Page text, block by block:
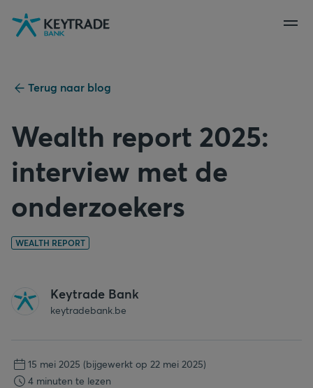
Naar
navigatie
Naar
aanmelden
Naar
inhoud
Terug naar blog
Wealth report 2025:
interview met de
onderzoekers
WEALTH REPORT
Keytrade Bank
keytradebank.be
15 mei 2025 (bijgewerkt op 22 mei 2025)
4 minuten te lezen